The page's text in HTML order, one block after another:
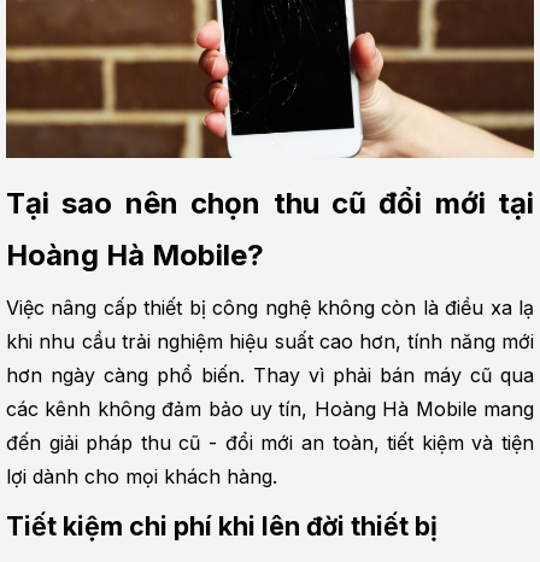
Tại sao nên chọn thu cũ đổi mới tại
Hoàng Hà Mobile?
Việc nâng cấp thiết bị công nghệ không còn là điều xa lạ
khi nhu cầu trải nghiệm hiệu suất cao hơn, tính năng mới
hơn ngày càng phổ biến. Thay vì phải bán máy cũ qua
các kênh không đảm bảo uy tín, Hoàng Hà Mobile mang
đến giải pháp thu cũ - đổi mới an toàn, tiết kiệm và tiện
lợi dành cho mọi khách hàng.
Tiết kiệm chi phí khi lên đời thiết bị